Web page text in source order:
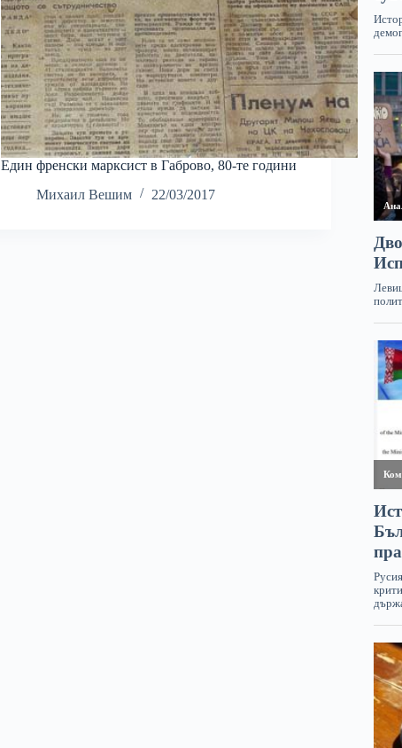
Един френски марксист в Габрово, 80-те години
Михаил Вешим
22/03/2017